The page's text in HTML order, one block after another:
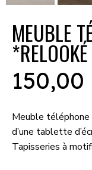
MEUBLE
*RELOOKÉ
150,00
Meuble téléphone
d’une tablette
Tapisseries à